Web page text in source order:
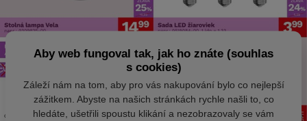
Aby web fungoval tak, jak ho znáte (souhlas
s cookies)
Záleží nám na tom, aby pro vás nakupování bylo co nejlepší
zážitkem. Abyste na našich stránkách rychle našli to, co
hledáte, ušetřili spoustu klikání a nezobrazovaly se vám